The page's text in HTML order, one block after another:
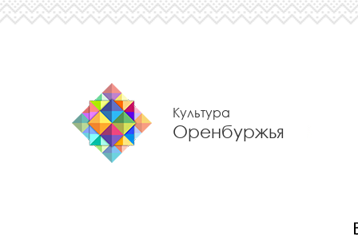
Культура
Оренбуржья